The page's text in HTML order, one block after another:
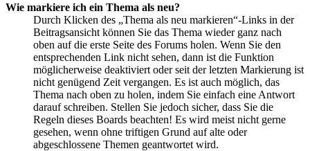
Wie markiere ich ein Thema als neu?
Durch Klicken des „Thema als neu markieren“-Links in der
Beitragsansicht können Sie das Thema wieder ganz nach
oben auf die erste Seite des Forums holen. Wenn Sie den
entsprechenden Link nicht sehen, dann ist die Funktion
möglicherweise deaktiviert oder seit der letzten Markierung ist
nicht genügend Zeit vergangen. Es ist auch möglich, das
Thema nach oben zu holen, indem Sie einfach eine Antwort
darauf schreiben. Stellen Sie jedoch sicher, dass Sie die
Regeln dieses Boards beachten! Es wird meist nicht gerne
gesehen, wenn ohne triftigen Grund auf alte oder
abgeschlossene Themen geantwortet wird.